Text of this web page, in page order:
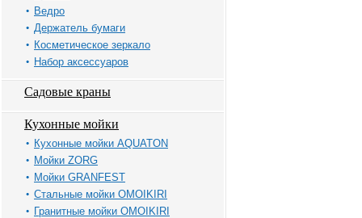
Ведро
Держатель бумаги
Косметическое зеркало
Набор аксессуаров
Садовые краны
Кухонные мойки
Кухонные мойки AQUATON
Мойки ZORG
Мойки GRANFEST
Стальные мойки OMOIKIRI
Гранитные мойки OMOIKIRI